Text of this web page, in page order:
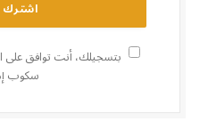
بتسجيلك، أنت توافق على
سكوب